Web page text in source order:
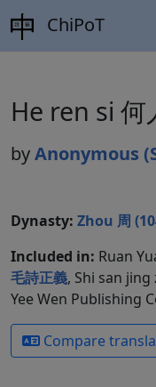
ChiPoT
He ren si 何
byAnonymous
Dynasty: Zhou 周
Included in: Ruan
毛詩正義, Shi san jing
Yee Wen Publishing
Compare